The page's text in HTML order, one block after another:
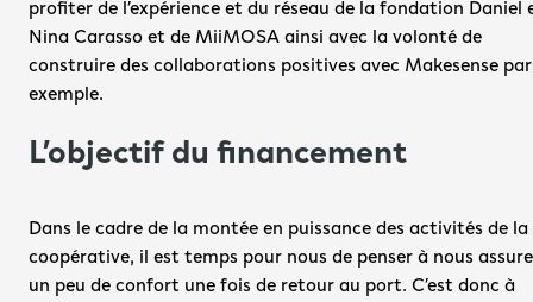
profiter de l’expérience et du réseau de la fondation Daniel
Nina Carasso et de MiiMOSA ainsi avec la volonté de
construire des collaborations positives avec Makesense par
exemple.
L’objectif du financement
Dans le cadre de la montée en puissance des activités de la
coopérative, il est temps pour nous de penser à nous
un peu de confort une fois de retour au port. C’est donc à